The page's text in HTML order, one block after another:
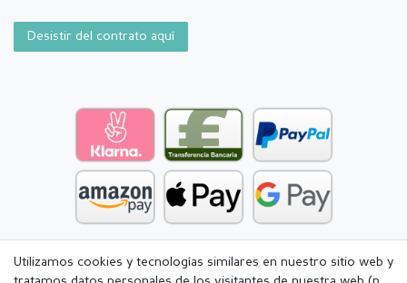
Desistir del contrato aquí
Utilizamos cookies y tecnologías similares en nuestro sitio web y